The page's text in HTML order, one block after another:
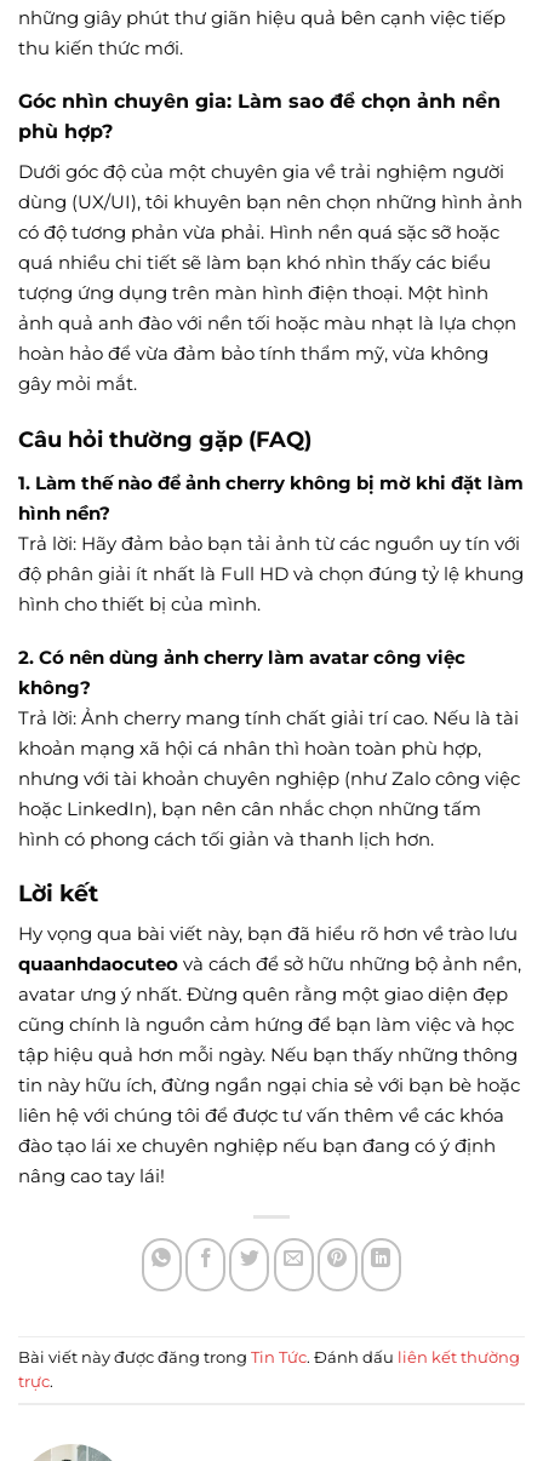
những giây phút thư giãn hiệu quả bên cạnh việc tiếp
thu kiến thức mới.
Góc nhìn chuyên gia: Làm sao để chọn ảnh nền
phù hợp?
Dưới góc độ của một chuyên gia về trải nghiệm người
dùng (UX/UI), tôi khuyên bạn nên chọn những hình ảnh
có độ tương phản vừa phải. Hình nền quá sặc sỡ hoặc
quá nhiều chi tiết sẽ làm bạn khó nhìn thấy các biểu
tượng ứng dụng trên màn hình điện thoại. Một hình
ảnh quả anh đào với nền tối hoặc màu nhạt là lựa chọn
hoàn hảo để vừa đảm bảo tính thẩm mỹ, vừa không
gây mỏi mắt.
Câu hỏi thường gặp (FAQ)
1. Làm thế nào để ảnh cherry không bị mờ khi đặt làm
hình nền?
Trả lời: Hãy đảm bảo bạn tải ảnh từ các nguồn uy tín với
độ phân giải ít nhất là Full HD và chọn đúng tỷ lệ khung
hình cho thiết bị của mình.
2. Có nên dùng ảnh cherry làm avatar công việc
không?
Trả lời: Ảnh cherry mang tính chất giải trí cao. Nếu là tài
khoản mạng xã hội cá nhân thì hoàn toàn phù hợp,
nhưng với tài khoản chuyên nghiệp (như Zalo công việc
hoặc LinkedIn), bạn nên cân nhắc chọn những tấm
hình có phong cách tối giản và thanh lịch hơn.
Lời kết
Hy vọng qua bài viết này, bạn đã hiểu rõ hơn về trào lưu
quaanhdaocuteo và cách để sở hữu những bộ ảnh nền,
avatar ưng ý nhất. Đừng quên rằng một giao diện đẹp
cũng chính là nguồn cảm hứng để bạn làm việc và học
tập hiệu quả hơn mỗi ngày. Nếu bạn thấy những thông
tin này hữu ích, đừng ngần ngại chia sẻ với bạn bè hoặc
liên hệ với chúng tôi để được tư vấn thêm về các khóa
đào tạo lái xe chuyên nghiệp nếu bạn đang có ý định
nâng cao tay lái!
Bài viết này được đăng trong Tin Tức. Đánh dấu liên kết thường
trực.